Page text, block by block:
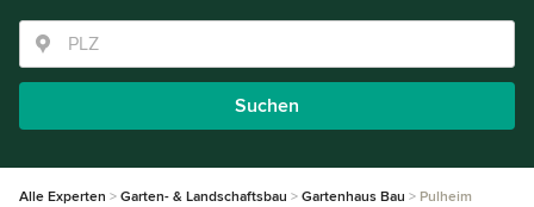
Suchen
Alle Experten Garten- & Landschaftsbau Gartenhaus Bau Pulheim